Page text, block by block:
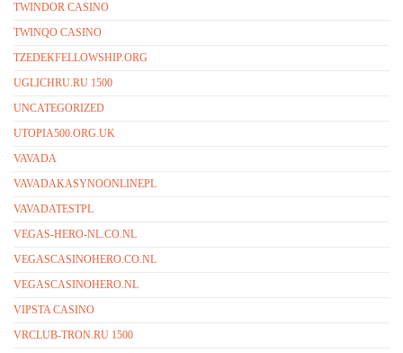
TWINDOR CASINO
TWINQO CASINO
TZEDEKFELLOWSHIP.ORG
UGLICHRU.RU 1500
UNCATEGORIZED
UTOPIA500.ORG.UK
VAVADA
VAVADAKASYNOONLINEPL
VAVADATESTPL
VEGAS-HERO-NL.CO.NL
VEGASCASINOHERO.CO.NL
VEGASCASINOHERO.NL
VIPSTA CASINO
VRCLUB-TRON.RU 1500